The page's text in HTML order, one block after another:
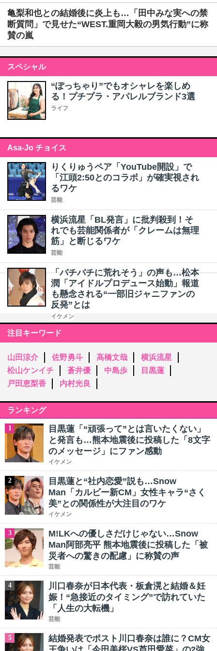
亀梨和也との結婚後に炎上も…「田中みな実への禁
断質問」で見せた“WEST.重岡大毅の男気行動”に称
賛の嵐
スペシャル
“ぽっちゃり”でもオシャレを楽しめ
る！プチプラ・アパレルブランド3選
ライフ
Asa-Jo チョイス
りくりゅうペア「YouTube開設」で
「江頭2:50とのコラボ」が確実視され
るワケ
芸能
横浜流星「BL発言」に批判殺到！そ
れでも芸能関係者が「クレームは無理
筋」と断じるワケ
芸能
「バチバチに荒れそう」の声も…松本
潤「アイドルプロデュース始動」報道
も懸念される“一部旧ジャニファンの
反発”とは
イケメン
注目キーワード
山田涼介 佐野勇斗 高橋文哉
横浜流星
松山ケンイチ
蒼井優 中島歩
目黒蓮
戸田恵梨香
内村光良
ランキング
1
目黒蓮「“頑張って”とは言いたくない」
と発言も…熊本地震後に投稿した「8文字
のメッセージ」にファン感動
イケメン
2
目黒蓮と“社内恋愛”説も…Snow
Man「カルビー新CM」女性キャラ“さく
美”との関係性が大注目のワケ
イケメン
3
M!LKへの優しさだけじゃない…Snow
Man阿部亮平 熊本地震後に投稿した「被
災者への驚きの配慮」に称賛の声
芸能
4
川口春奈が日本代表・板倉滉と結婚＆妊
娠！“急接近のタイミング”で訪れていた
「人生の大転機」
芸能
5
結婚発表でポスト川口春奈は誰に？CM女